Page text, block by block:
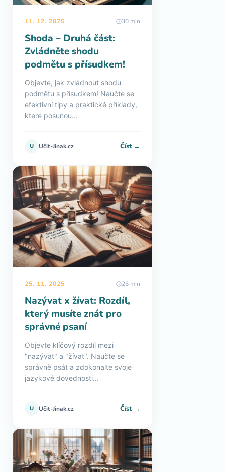
11. 12. 2025 30 min
Shoda – Druhá část:
Zvládněte shodu
podmětu s přísudkem!
Objevte, jak zvládnout shodu
podmětu s přísudkem! Naučte se
efektivní tipy a praktické příklady,
které posunou...
U Učit-Jinak.cz Číst →
25. 11. 2025 26 min
Nazývat x žívat: Rozdíl,
který musíte znát pro
správné psaní
Objevte klíčový rozdíl mezi
"nazývat" a "žívat". Naučte se
správně psát a zdokonalte svoje
jazykové dovednosti...
U Učit-Jinak.cz Číst →